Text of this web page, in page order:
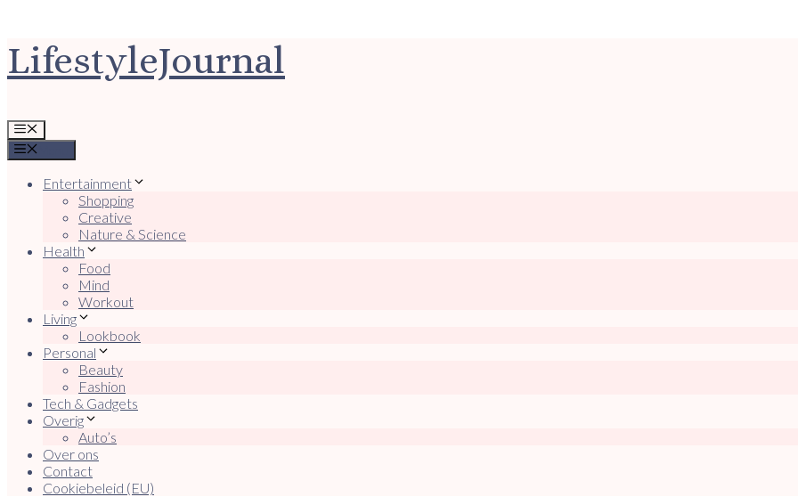
Ga
naar
de
LifestyleJournal
Menu
Entertainment
Shopping
Creative
Nature & Science
Health
Food
Mind
Workout
Living
Lookbook
Personal
Beauty
Fashion
Tech & Gadgets
Overig
Auto’s
Over ons
Contact
Cookiebeleid (EU)